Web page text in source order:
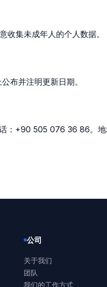
收集未成年人的个人数据。
布并注明更新日期。
：+90 505 076 36 86。
公司
关于我们
团队
我们的工作方式